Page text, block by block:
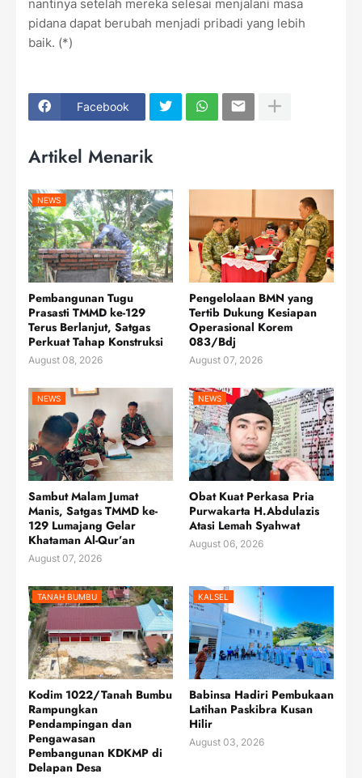
nantinya setelah mereka selesai menjalani masa
pidana dapat berubah menjadi pribadi yang lebih
baik. (*)
Facebook
Artikel Menarik
NEWS
Pembangunan Tugu
Prasasti TMMD ke-129
Terus Berlanjut, Satgas
Perkuat Tahap Konstruksi
August 08, 2026
Pengelolaan BMN yang
Tertib Dukung Kesiapan
Operasional Korem
083/Bdj
August 07, 2026
NEWS
Sambut Malam Jumat
Manis, Satgas TMMD ke-
129 Lumajang Gelar
Khataman Al-Qur’an
August 07, 2026
NEWS
Obat Kuat Perkasa Pria
Purwakarta H.Abdulazis
Atasi Lemah Syahwat
August 06, 2026
TANAH BUMBU
Kodim 1022/Tanah Bumbu
Rampungkan
Pendampingan dan
Pengawasan
Pembangunan KDKMP di
Delapan Desa
KALSEL
Babinsa Hadiri Pembukaan
Latihan Paskibra Kusan
Hilir
August 03, 2026